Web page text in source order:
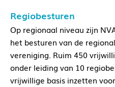
Regiobesturen
Op regionaal niveau zijn
het besturen van de
vereniging. Ruim 450
onder leiding van 10
vrijwillige basis inzetten